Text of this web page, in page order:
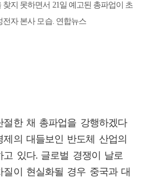
지 못하면서 21일 예고된 총파업이 초
전자 본사 모습. 연합뉴스
한 채 총파업을 강행하겠다
의 대들보인 반도체 산업의
있다. 글로벌 경쟁이 날로
이 현실화될 경우 중국과 대